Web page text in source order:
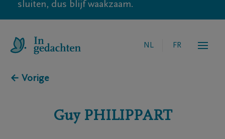
sluiten, dus blijf waakzaam.
NL FR
← Vorige
Guy PHILIPPART